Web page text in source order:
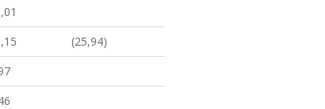
(25,94)